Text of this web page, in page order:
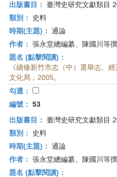
出版書目： 臺灣史研究文獻類目
類別：
史料
時期(主題)： 通論
作者： 張永堂總編纂、陳國川等
題名 (點擊閱讀)：
《續修新竹市志（中）選舉志、
文化局，2005。
勾選：
編號： 53
出版書目： 臺灣史研究文獻類目
類別：
史料
時期(主題)： 通論
作者： 張永堂總編纂、陳國川等
題名 (點擊閱讀)：